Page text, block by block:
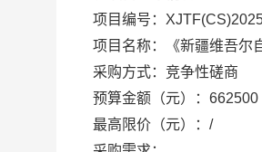
项目编号：
项目名称：
《新疆维吾尔
采购方式：竞争性磋商
预算金额（元）： 662500
最高限价（元）： /